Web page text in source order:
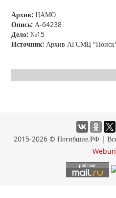
Архив: ЦАМО
Опись: А-64238
Дело: №15
Источник: Архив АГСМЦ
2015-2026 © Погибшие.РФ | Все